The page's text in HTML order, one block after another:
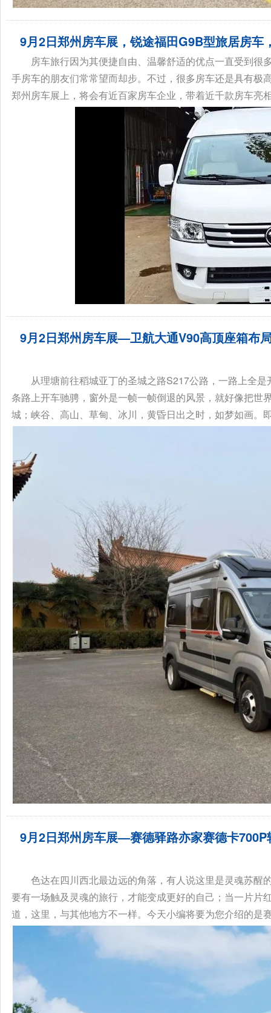
9月2日郑州房车展，锐途福田G9B型旅居房车
房车旅行因为其便捷自由、温馨舒适的优点一直受到
手房车的朋友们常常望而却步。不过，很多房车还是具有
郑州房车展上，将会有近百家房车企业，带着近千款房车亮
9月2日郑州房车展—卫航大通V90高顶座箱布
从理塘前往稻城亚丁的圣城之路S217公路，一路上全
条路上开车驰骋，窗外是一帧一帧倒退的风景，就好像把
城；峡谷、高山、草甸、冰川，黄昏日出之时，如梦如画。
9月2日郑州房车展—赛德驿路亦家赛德卡
色达在四川西北最边远的角落，有人说这里是灵魂苏
要有一场触及灵魂的旅行，才能变成更好的自己；当一片
道，这里，与其他地方不一样。今天小编将要为您介绍的是